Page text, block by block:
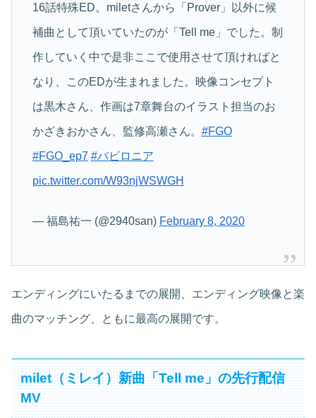
16話特殊ED。miletさんから「Prover」以外に候
補曲として頂いていたのが「Tell me」でした。制
作していく中で是非ここで使用させて頂ければと
なり、このEDが生まれました。映像コンセプト
は黒木さん、作画は7章舞台のイラスト担当のお
かざきおかさん、監修高瀬さん。 #FGO
#FGO_ep7 #バビロニア
pic.twitter.com/W93njWSWGH
— 福島祐一 (@2940san) February 8, 2020
エンディングにいたるまでの展開、エンディング映像と楽
曲のマッチング、ともに最高の展開です。
milet（ミレイ）新曲「Tell me」の先行配信
MV